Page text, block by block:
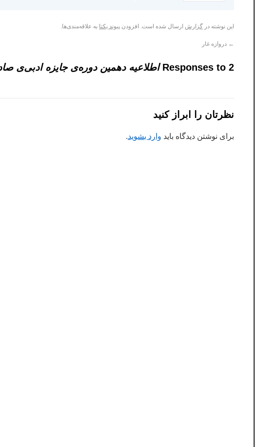
این نوشته در گزارش ارسال شده است. افزودن پیوند یکتا به علاقه‌مندی‌ها.
← دروازه ­غار
2 Responses to اطلاعيه دهمين دوره‌ی جايزه ادبی‌ی صادق
نظرتان را ابراز کنید
برای نوشتن دیدگاه باید وارد بشوید.